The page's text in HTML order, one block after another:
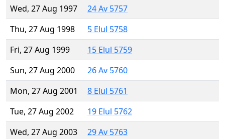
Wed, 27 Aug 1997
24 Av 5757
Thu, 27 Aug 1998
5 Elul 5758
Fri, 27 Aug 1999
15 Elul 5759
Sun, 27 Aug 2000
26 Av 5760
Mon, 27 Aug 2001
8 Elul 5761
Tue, 27 Aug 2002
19 Elul 5762
Wed, 27 Aug 2003
29 Av 5763